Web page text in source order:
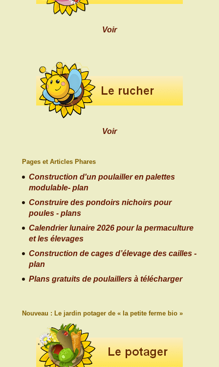
Voir
Voir
Pages et Articles Phares
Construction d'un poulailler en palettes
modulable- plan
Construire des pondoirs nichoirs pour
poules - plans
Calendrier lunaire 2026 pour la permaculture
et les élevages
Construction de cages d’élevage des cailles -
plan
Plans gratuits de poulaillers à télécharger
Nouveau : Le jardin potager de « la petite ferme bio »